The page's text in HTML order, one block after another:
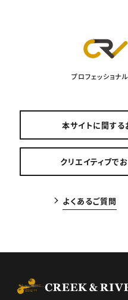
プロフェッショ
本サイトに関す
クリエイティブで
よくあるご質問